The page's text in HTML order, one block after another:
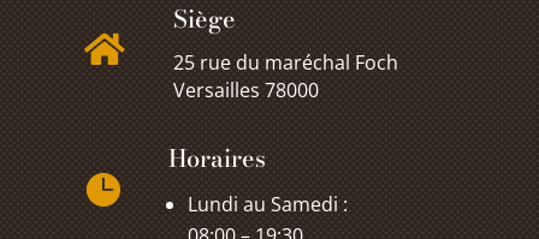

Siège
25 rue du maréchal Foch
Versailles 78000

Horaires
Lundi au Samedi :